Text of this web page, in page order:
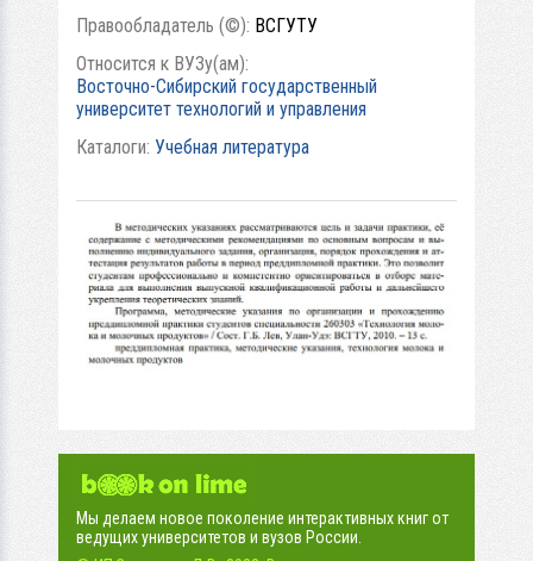
Правообладатель (©): ВСГУТУ
Относится к ВУЗу(ам):
Восточно-Сибирский государственный
университет технологий и управления
Каталоги: Учебная литература
Мы делаем новое поколение интерактивных книг от
ведущих университетов и вузов России.